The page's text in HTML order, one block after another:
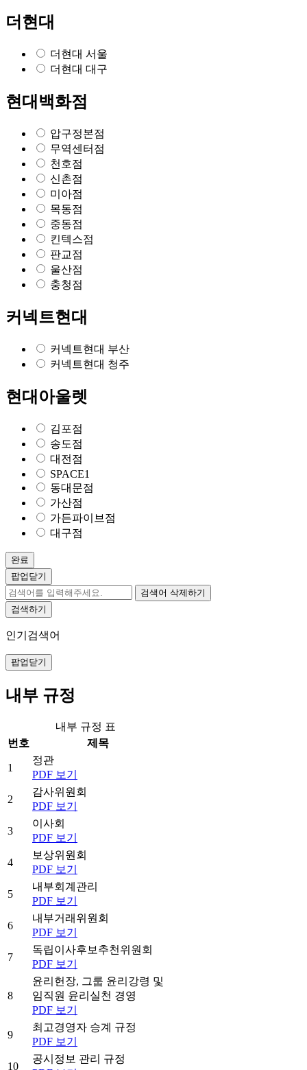
더현대
더현대 서울
더현대 대구
현대백화점
압구정본점
무역센터점
천호점
신촌점
미아점
목동점
중동점
킨텍스점
판교점
울산점
충청점
커넥트현대
커넥트현대 부산
커넥트현대 청주
현대아울렛
김포점
송도점
대전점
SPACE1
동대문점
가산점
가든파이브점
대구점
완료
팝업닫기
검색어 삭제하기
검색하기
인기검색어
팝업닫기
내부 규정
내부 규정 표
번호
제목
1
정관
PDF 보기
2
감사위원회
PDF 보기
3
이사회
PDF 보기
4
보상위원회
PDF 보기
5
내부회계관리
PDF 보기
6
내부거래위원회
PDF 보기
7
독립이사후보추천위원회
PDF 보기
8
윤리헌장, 그룹 윤리강령 및
임직원 윤리실천 경영
PDF 보기
9
최고경영자 승계 규정
PDF 보기
10
공시정보 관리 규정